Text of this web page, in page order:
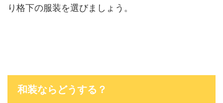
り格下の服装を選びましょう。
和装ならどうする？